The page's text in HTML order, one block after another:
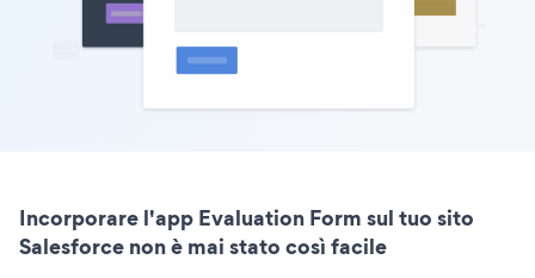
Incorporare l'app Evaluation Form sul tuo sito
Salesforce non è mai stato così facile